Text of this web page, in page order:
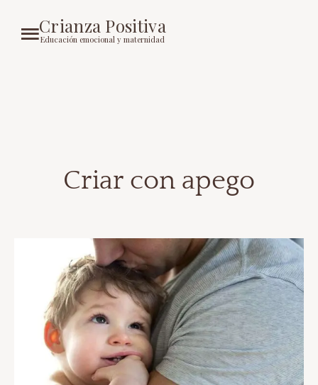
Crianza Positiva
Educación emocional y maternidad
Criar con apego